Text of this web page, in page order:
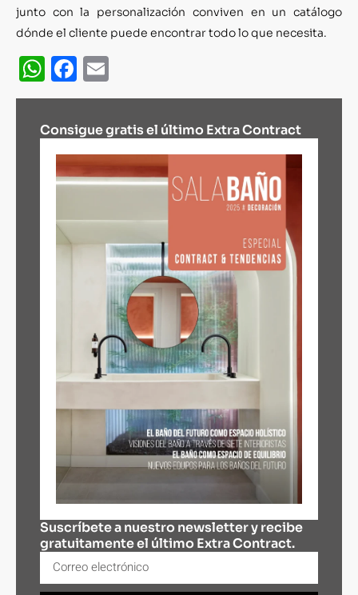
junto con la personalización conviven en un catálogo
dónde el cliente puede encontrar todo lo que necesita.
WhatsApp
Facebook
Consigue gratis el último Extra Contract
Suscríbete a nuestro newsletter y recibe
gratuitamente el último Extra Contract.